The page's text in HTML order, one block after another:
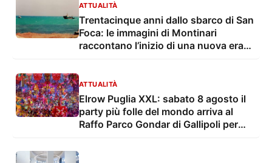
ATTUALITÀ
Trentacinque anni dallo sbarco di San
Foca: le immagini di Montinari
raccontano l’inizio di una nuova era
ATTUALITÀ
Elrow Puglia XXL: sabato 8 agosto il
party più folle del mondo arriva al
Raffo Parco Gondar di Gallipoli per